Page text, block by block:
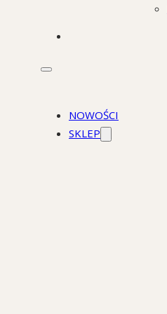
NOWOŚCI
SKLEP